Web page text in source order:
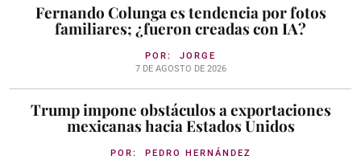
Fernando Colunga es tendencia por fotos
familiares; ¿fueron creadas con IA?
POR: JORGE
7 DE AGOSTO DE 2026
Trump impone obstáculos a exportaciones
mexicanas hacia Estados Unidos
POR:
PEDRO HERNÁNDEZ